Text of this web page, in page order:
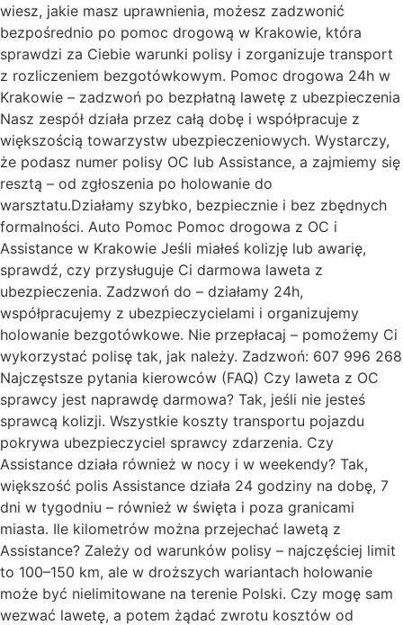
wiesz, jakie masz uprawnienia, możesz zadzwonić
bezpośrednio po pomoc drogową w Krakowie, która
sprawdzi za Ciebie warunki polisy i zorganizuje transport
z rozliczeniem bezgotówkowym. Pomoc drogowa 24h w
Krakowie – zadzwoń po bezpłatną lawetę z ubezpieczenia
Nasz zespół działa przez całą dobę i współpracuje z
większością towarzystw ubezpieczeniowych. Wystarczy,
że podasz numer polisy OC lub Assistance, a zajmiemy się
resztą – od zgłoszenia po holowanie do
warsztatu.Działamy szybko, bezpiecznie i bez zbędnych
formalności. Auto Pomoc Pomoc drogowa z OC i
Assistance w Krakowie Jeśli miałeś kolizję lub awarię,
sprawdź, czy przysługuje Ci darmowa laweta z
ubezpieczenia. Zadzwoń do – działamy 24h,
współpracujemy z ubezpieczycielami i organizujemy
holowanie bezgotówkowe. Nie przepłacaj – pomożemy Ci
wykorzystać polisę tak, jak należy. Zadzwoń: 607 996 268
Najczęstsze pytania kierowców (FAQ) Czy laweta z OC
sprawcy jest naprawdę darmowa? Tak, jeśli nie jesteś
sprawcą kolizji. Wszystkie koszty transportu pojazdu
pokrywa ubezpieczyciel sprawcy zdarzenia. Czy
Assistance działa również w nocy i w weekendy? Tak,
większość polis Assistance działa 24 godziny na dobę, 7
dni w tygodniu – również w święta i poza granicami
miasta. Ile kilometrów można przejechać lawetą z
Assistance? Zależy od warunków polisy – najczęściej limit
to 100–150 km, ale w droższych wariantach holowanie
może być nielimitowane na terenie Polski. Czy mogę sam
wezwać lawetę, a potem żądać zwrotu kosztów od